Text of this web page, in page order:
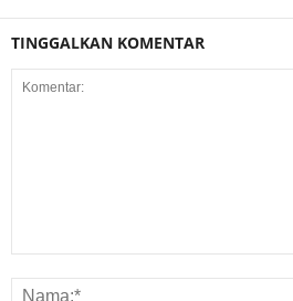
TINGGALKAN KOMENTAR